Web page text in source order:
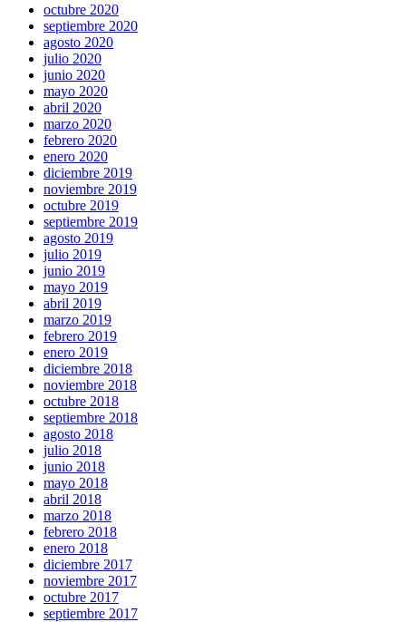
octubre 2020
septiembre 2020
agosto 2020
julio 2020
junio 2020
mayo 2020
abril 2020
marzo 2020
febrero 2020
enero 2020
diciembre 2019
noviembre 2019
octubre 2019
septiembre 2019
agosto 2019
julio 2019
junio 2019
mayo 2019
abril 2019
marzo 2019
febrero 2019
enero 2019
diciembre 2018
noviembre 2018
octubre 2018
septiembre 2018
agosto 2018
julio 2018
junio 2018
mayo 2018
abril 2018
marzo 2018
febrero 2018
enero 2018
diciembre 2017
noviembre 2017
octubre 2017
septiembre 2017